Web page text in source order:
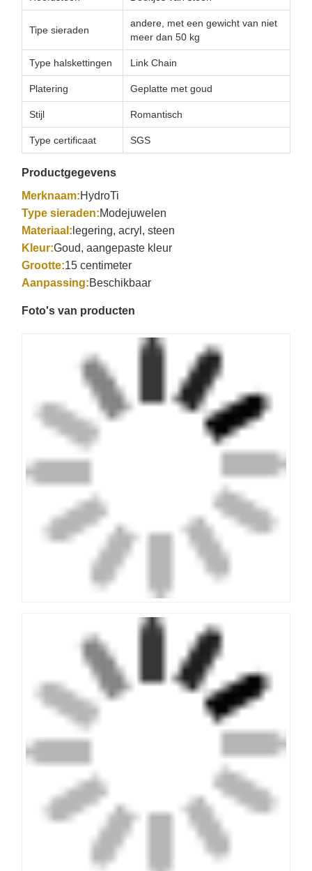
Tipe sieraden
andere, met een gewicht van niet
meer dan 50 kg
Type halskettingen Link Chain
Platering Geplatte met goud
Stijl Romantisch
Type certificaat SGS
Productgegevens
Merknaam:HydroTi
Type sieraden:Modejuwelen
Materiaal:legering, acryl, steen
Kleur:Goud, aangepaste kleur
Grootte:15 centimeter
Aanpassing:Beschikbaar
Foto's van producten